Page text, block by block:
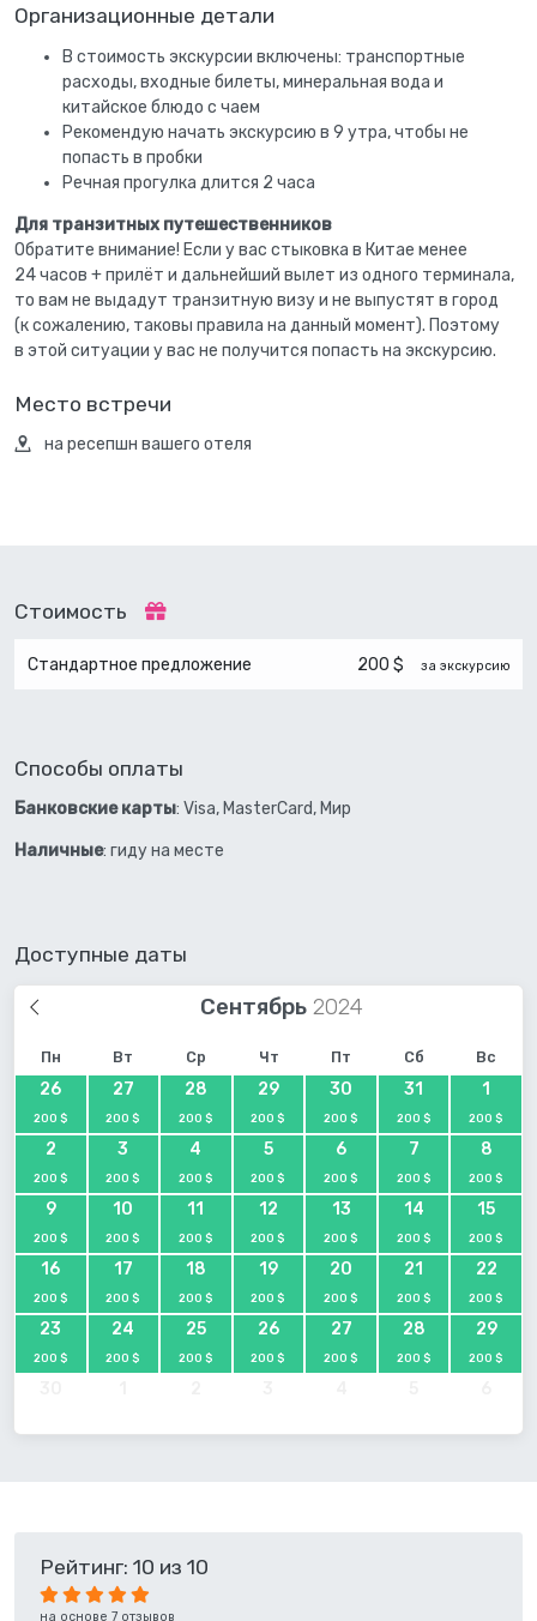
Организационные детали
В стоимость экскурсии включены: транспортные
расходы, входные билеты, минеральная вода и
китайское блюдо с чаем
Рекомендую начать экскурсию в 9 утра, чтобы не
попасть в пробки
Речная прогулка длится 2 часа
Для транзитных путешественников
Обратите внимание! Если у вас стыковка в Китае менее
24 часов + прилёт и дальнейший вылет из одного терминала,
то вам не выдадут транзитную визу и не выпустят в город
(к сожалению, таковы правила на данный момент). Поэтому
в этой ситуации у вас не получится попасть на экскурсию.
Место встречи
на ресепшн вашего отеля
Стоимость
Стандартное предложение 200 $ за экскурсию
Способы оплаты
Банковские карты: Visa, MasterCard, Мир
Наличные: гиду на месте
Доступные даты
Сентябрь
Пн Вт Ср Чт Пт Сб Вс
26
200 $
27
200 $
28
200 $
29
200 $
30
200 $
31
200 $
1
200 $
2
200 $
3
200 $
4
200 $
5
200 $
6
200 $
7
200 $
8
200 $
9
200 $
10
200 $
11
200 $
12
200 $
13
200 $
14
200 $
15
200 $
16
200 $
17
200 $
18
200 $
19
200 $
20
200 $
21
200 $
22
200 $
23
200 $
24
200 $
25
200 $
26
200 $
27
200 $
28
200 $
29
200 $
Рейтинг: 10 из 10
на основе 7 отзывов